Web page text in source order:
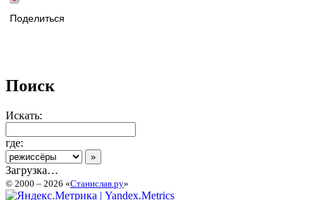
Поделиться
Поиск
Искать:
где:
Загрузка…
© 2000 – 2026 «Станислав.ру»